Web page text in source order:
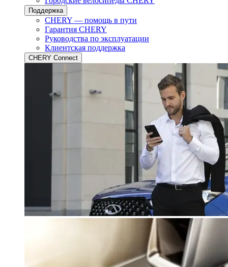
Поддержка
CHERY — помощь в пути
Гарантия CHERY
Руководства по эксплуатации
Клиентская поддержка
CHERY Connect